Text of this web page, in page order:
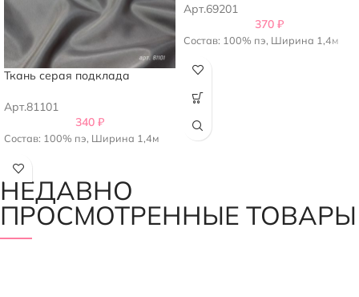
Ткань серая подклада
Арт.81101
340 ₽
Состав: 100% пэ, Ширина 1,4м
Арт.69201
370 ₽
Состав: 100% пэ, Ширина 1,4м
НЕДАВНО
ПРОСМОТРЕННЫЕ ТОВАРЫ